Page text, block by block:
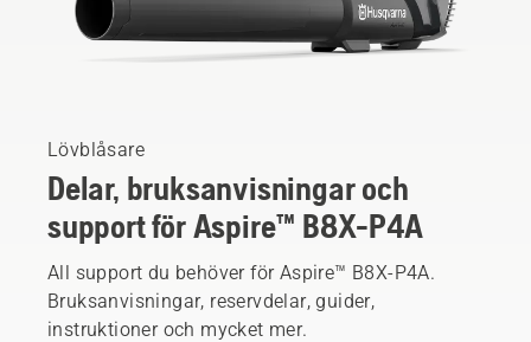
Lövblåsare
Delar, bruksanvisningar och
support för Aspire™ B8X-P4A
All support du behöver för Aspire™ B8X-P4A.
Bruksanvisningar, reservdelar, guider,
instruktioner och mycket mer.